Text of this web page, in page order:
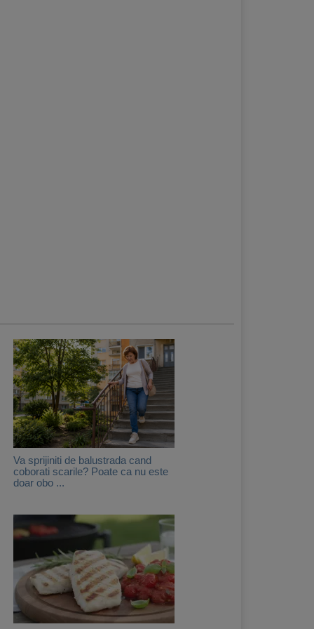
Va sprijiniti de balustrada cand
coborati scarile? Poate ca nu este
doar obo ...